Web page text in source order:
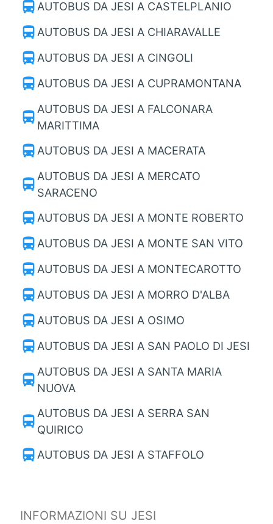
directions_bus AUTOBUS DA JESI A CASTELPLANIO
directions_bus AUTOBUS DA JESI A CHIARAVALLE
directions_bus AUTOBUS DA JESI A CINGOLI
directions_bus AUTOBUS DA JESI A CUPRAMONTANA
directions_bus AUTOBUS DA JESI A FALCONARA
MARITTIMA
directions_bus AUTOBUS DA JESI A MACERATA
directions_bus AUTOBUS DA JESI A MERCATO
SARACENO
directions_bus AUTOBUS DA JESI A MONTE ROBERTO
directions_bus AUTOBUS DA JESI A MONTE SAN VITO
directions_bus AUTOBUS DA JESI A MONTECAROTTO
directions_bus AUTOBUS DA JESI A MORRO D'ALBA
directions_bus AUTOBUS DA JESI A OSIMO
directions_bus AUTOBUS DA JESI A SAN PAOLO DI JESI
directions_bus AUTOBUS DA JESI A SANTA MARIA
NUOVA
directions_bus AUTOBUS DA JESI A SERRA SAN
QUIRICO
directions_bus AUTOBUS DA JESI A STAFFOLO
INFORMAZIONI SU JESI